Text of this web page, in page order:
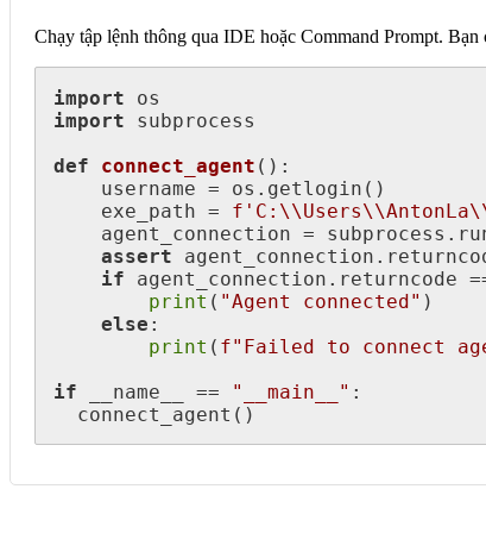
Chạy tập lệnh thông qua IDE hoặc Command Prompt. Bạn
import
import subprocess
def
connect_agent ():
    exe_path =
assert
if agent_connection.returncode
print ( "Agent connected" )
else :
print ( f"Failed to connect
if __name__ == "__main__" :
  connect_agent()